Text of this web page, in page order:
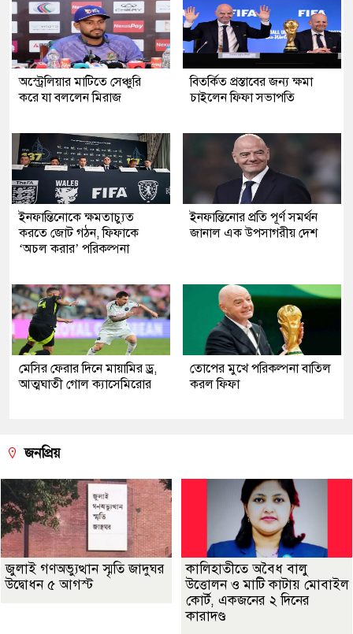
অস্ট্রেলিয়ার মাটিতে সেঞ্চুরি
করে যা বললেন মিরাজ
বিতর্কিত প্রস্তাবের জন্য ক্ষমা
চাইলেন ফিফা সভাপতি
ইনফান্তিনোকে ক্ষমতাচ্যুত
করতে জোট গঠন, ফিফাকে
‘অচল করার’ পরিকল্পনা
ইনফান্তিনোর প্রতি পূর্ণ সমর্থন
জানাল এক উপসাগরীয় দেশ
মেসির ফেরার দিনে মায়ামির ড্র,
আত্মঘাতী গোল ক্যাসেমিরোর
তোপের মুখে পরিকল্পনা বাতিল
করল ফিফা
জনপ্রিয়
জুলাই গণঅভ্যুত্থান স্মৃতি জাদুঘর
উদ্বোধন ৫ আগস্ট
কালিহাতীতে অবৈধ বালু
উত্তোলন ও মাটি কাটায় মোবাইল
কোর্ট, একজনের ২ দিনের
কারাদণ্ড